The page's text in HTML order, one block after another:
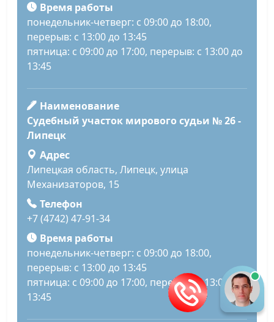
Время работы
понедельник-четверг: с 09:00 до 18:00,
перерыв: с 13:00 до 13:45
пятница: с 09:00 до 17:00, перерыв: с 13:00 до
13:45
Наименование
Судебный участок мирового судьи № 26 -
Липецк
Адрес
Липецкая область, Липецк, улица
Механизаторов, 15
Телефон
+7 (4742) 47-91-34
Время работы
понедельник-четверг: с 09:00 до 18:00,
перерыв: с 13:00 до 13:45
пятница: с 09:00 до 17:00, перерыв: с 13:00 до
13:45